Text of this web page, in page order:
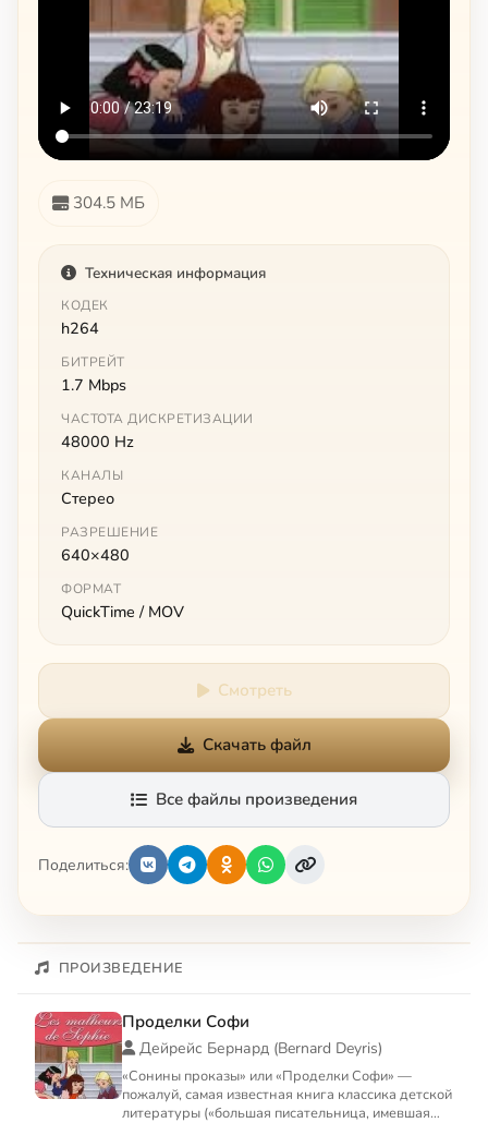
304.5 МБ
Техническая информация
КОДЕК
h264
БИТРЕЙТ
1.7 Mbps
ЧАСТОТА ДИСКРЕТИЗАЦИИ
48000 Hz
КАНАЛЫ
Стерео
РАЗРЕШЕНИЕ
640×480
ФОРМАТ
QuickTime / MOV
Смотреть
Скачать файл
Все файлы произведения
Поделиться:
ПРОИЗВЕДЕНИЕ
Проделки Софи
Дейрейс Бернард (Bernard Deyris)
«Сонины проказы» или «Проделки Софи» —
пожалуй, самая известная книга классика детской
литературы («большая писательница, имевшая